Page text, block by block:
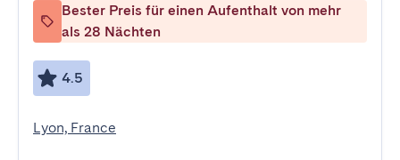
Bester Preis für einen Aufenthalt von mehr
als 28 Nächten
4.5
Lyon, France